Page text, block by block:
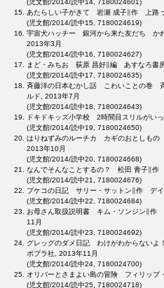
(児文館/2014/読中14, 7180024601)
あたらしい子がきて 岩瀬 成子∥作 上路
(児文館/2014/読中15, 7180024619)
宇宙犬ハッチー 銀河から来た友だち か
2013年3月
(児文館/2014/読中16, 7180024627)
まど・みちお 荻原 昌好∥編 あすなろ書
(児文館/2014/読中17, 7180024635)
斉藤洋の日本むかし話 こわいことの巻
ルド, 2013年7月
(児文館/2014/読中18, 7180024643)
ドキドキッズ小学校 2時間目スリルが
(児文館/2014/読中19, 7180024650)
はりねずみのルーチカ カギのおとしも
2013年10月
(児文館/2014/読中20, 7180024668)
なんでそんなことするの？ 松田 青子∥作
(児文館/2014/読中21, 7180024676)
プケコの日記 サリー・サットン∥作 デ
(児文館/2014/読中22, 7180024684)
お母さん取扱説明書 キム・ソンジン∥
11月
(児文館/2014/読中23, 7180024692)
グレッグのダメ日記 わけがわからない
ポプラ社, 2013年11月
(児文館/2014/読中24, 7180024700)
オリバーとさまよい島の冒険 フィリッ
(児文館/2014/読中25, 7180024718)